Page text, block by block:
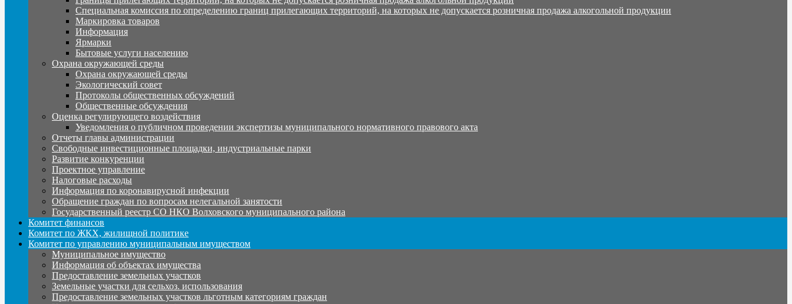
Специальная комиссия по определению границ прилегающих территорий, на которых не допускается розничная продажа алкогольной продукции
Маркировка товаров
Информация
Ярмарки
Бытовые услуги населению
Охрана окружающей среды
Охрана окружающей среды
Экологический совет
Протоколы общественных обсуждений
Общественные обсуждения
Оценка регулирующего воздействия
Уведомления о публичном проведении экспертизы муниципального нормативного правового акта
Отчеты главы администрации
Свободные инвестиционные площадки, индустриальные парки
Развитие конкуренции
Проектное управление
Налоговые расходы
Информация по коронавирусной инфекции
Обращение граждан по вопросам нелегальной занятости
Государственный реестр СО НКО Волховского муниципального района
Комитет финансов
Комитет по ЖКХ, жилищной политике
Комитет по управлению муниципальным имуществом
Муниципальное имущество
Информация об объектах имущества
Предоставление земельных участков
Земельные участки для сельхоз. использования
Предоставление земельных участков льготным категориям граждан